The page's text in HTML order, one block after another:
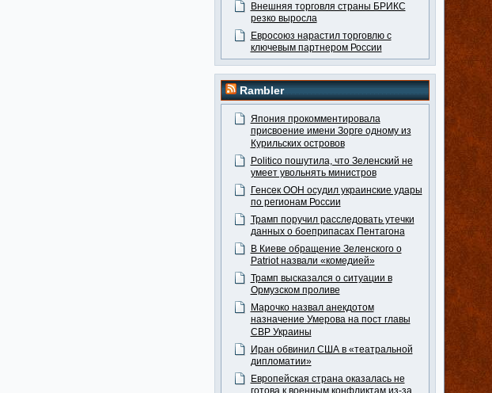
Внешняя торговля страны БРИКС
резко выросла
Евросоюз нарастил торговлю с
ключевым партнером России
Rambler
Япония прокомментировала
присвоение имени Зорге одному из
Курильских островов
Politico пошутила, что Зеленский не
умеет увольнять министров
Генсек ООН осудил украинские удары
по регионам России
Трамп поручил расследовать утечки
данных о боеприпасах Пентагона
В Киеве обращение Зеленского о
Patriot назвали «комедией»
Трамп высказался о ситуации в
Ормузском проливе
Марочко назвал анекдотом
назначение Умерова на пост главы
СВР Украины
Иран обвинил США в «театральной
дипломатии»
Европейская страна оказалась не